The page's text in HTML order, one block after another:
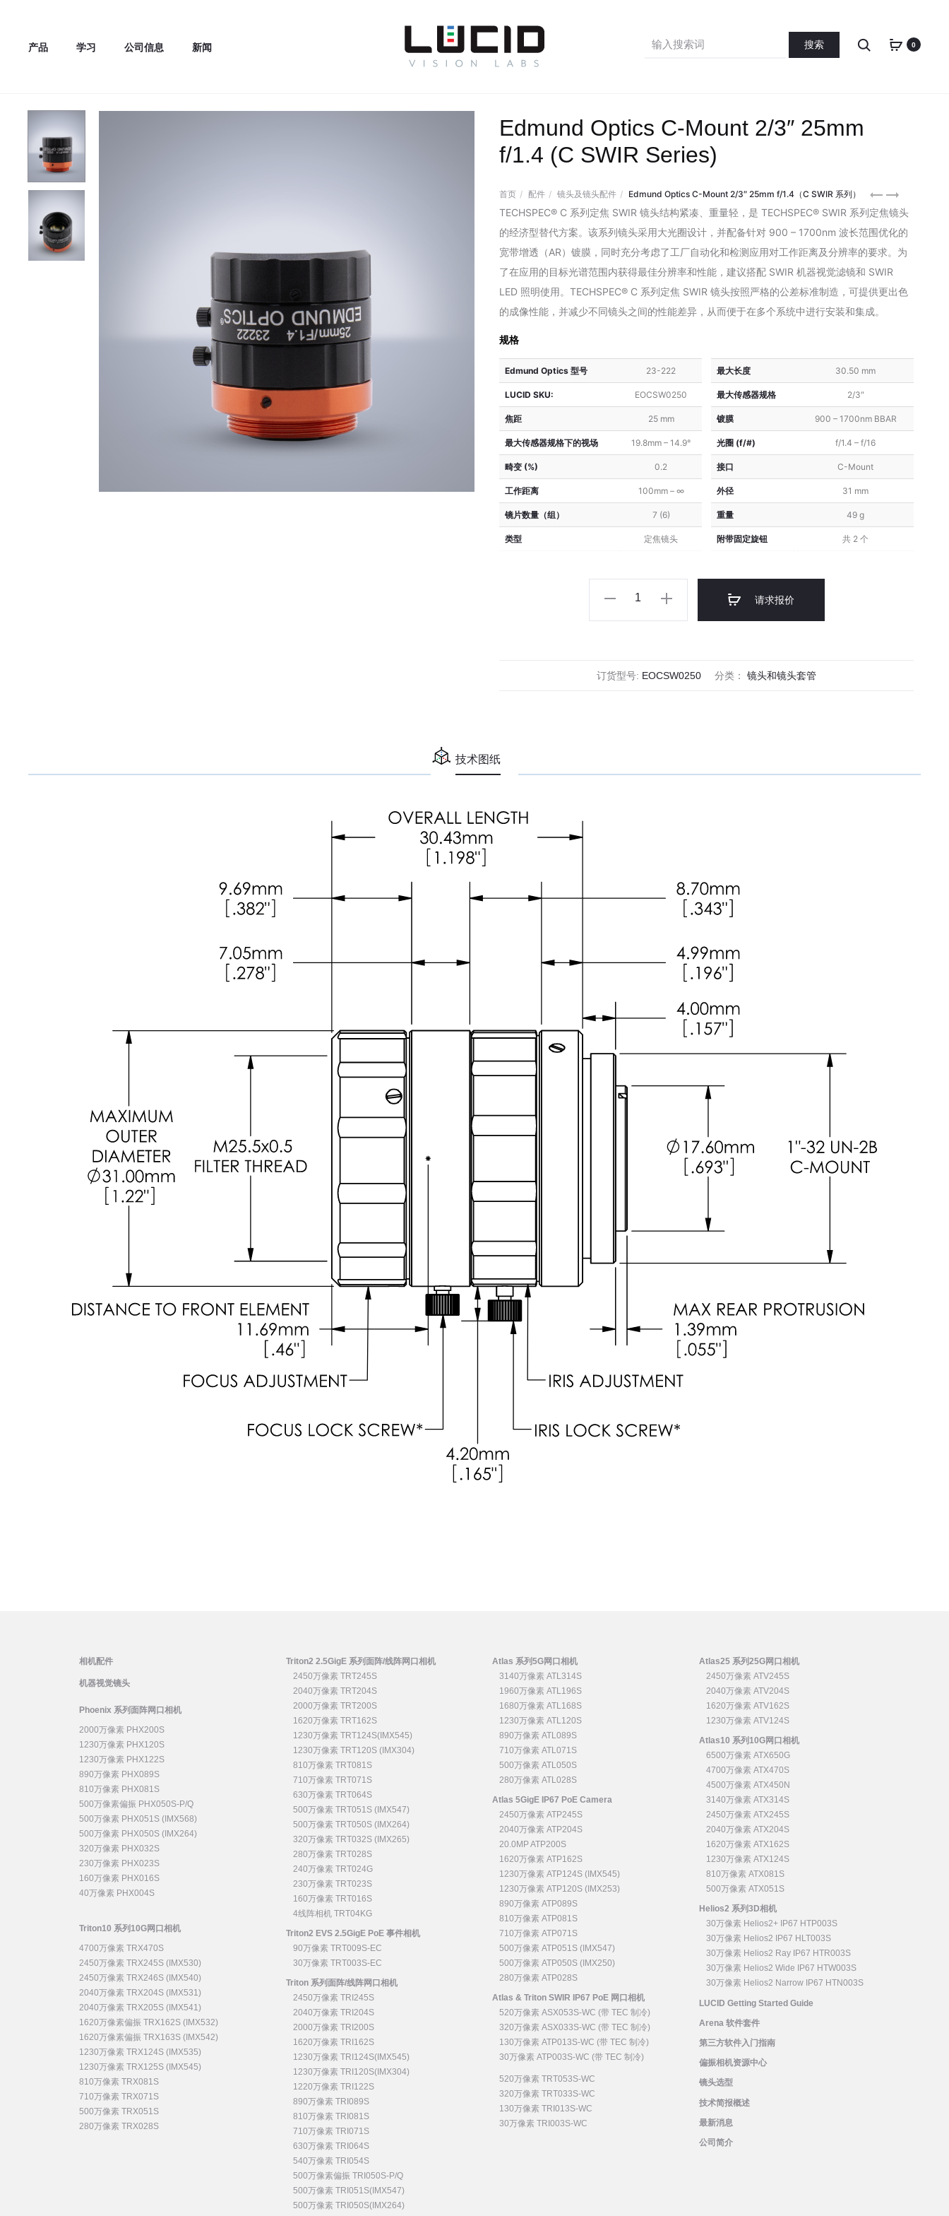
产品 学习 公司信息 新闻
Search
Search 0
Edmund Optics C-Mount 2/3″ 25mm
f/1.4 (C SWIR Series)
首页 配件 镜头及镜头配件 Edmund Optics C-Mount 2/3″ 25mm f/1.4（C SWIR 系列）
Edmund
Optics
C-
12mm
f/1.8
(C
Edmund
Optics
C-
35mm
f/1.65
TECHSPEC® C 系列定焦 SWIR 镜头结构紧凑、重量轻，是 TECHSPEC® SWIR 系列定焦镜头
的经济型替代方案。该系列镜头采用大光圈设计，并配备针对 900 – 1700nm 波长范围优化的
宽带增透（AR）镀膜，同时充分考虑了工厂自动化和检测应用对工作距离及分辨率的要求。为
了在应用的目标光谱范围内获得最佳分辨率和性能，建议搭配 SWIR 机器视觉滤镜和 SWIR
LED 照明使用。TECHSPEC® C 系列定焦 SWIR 镜头按照严格的公差标准制造，可提供更出色
的成像性能，并减少不同镜头之间的性能差异，从而便于在多个系统中进行安装和集成。
规格
Edmund Optics 型号 23-222
LUCID SKU: EOCSW0250
焦距 25 mm
最大传感器规格下的视场 19.8mm – 14.9°
畸变 (%) 0.2
工作距离 100mm – ∞
镜片数量（组） 7 (6)
类型 定焦镜头
最大长度 30.50 mm
最大传感器规格 2/3″
镀膜 900 – 1700nm BBAR
光圈 (f/#) f/1.4 – f/16
接口 C-Mount
外径 31 mm
重量 49 g
附带固定旋钮 共 2 个
Edmund
2/3"
Series)
请求报价
订货型号: EOCSW0250 分类：镜头和镜头套管
技术图纸
相机配件
机器视觉镜头
Phoenix 系列面阵网口相机
2000万像素 PHX200S
1230万像素 PHX120S
1230万像素 PHX122S
890万像素 PHX089S
810万像素 PHX081S
500万像素偏振 PHX050S-P/Q
500万像素 PHX051S (IMX568)
500万像素 PHX050S (IMX264)
320万像素 PHX032S
230万像素 PHX023S
160万像素 PHX016S
40万像素 PHX004S
Triton10 系列10G网口相机
4700万像素 TRX470S
2450万像素 TRX245S (IMX530)
2450万像素 TRX246S (IMX540)
2040万像素 TRX204S (IMX531)
2040万像素 TRX205S (IMX541)
1620万像素偏振 TRX162S (IMX532)
1620万像素偏振 TRX163S (IMX542)
1230万像素 TRX124S (IMX535)
1230万像素 TRX125S (IMX545)
810万像素 TRX081S
710万像素 TRX071S
500万像素 TRX051S
280万像素 TRX028S
Triton2 2.5GigE 系列面阵/线阵网口相机
2450万像素 TRT245S
2040万像素 TRT204S
2000万像素 TRT200S
1620万像素 TRT162S
1230万像素 TRT124S(IMX545)
1230万像素 TRT120S (IMX304)
810万像素 TRT081S
710万像素 TRT071S
630万像素 TRT064S
500万像素 TRT051S (IMX547)
500万像素 TRT050S (IMX264)
320万像素 TRT032S (IMX265)
280万像素 TRT028S
240万像素 TRT024G
230万像素 TRT023S
160万像素 TRT016S
4线阵相机 TRT04KG
Triton2 EVS 2.5GigE PoE 事件相机
90万像素 TRT009S-EC
30万像素 TRT003S-EC
Triton 系列面阵/线阵网口相机
2450万像素 TRI245S
2040万像素 TRI204S
2000万像素 TRI200S
1620万像素 TRI162S
1230万像素 TRI124S(IMX545)
1230万像素 TRI120S(IMX304)
1220万像素 TRI122S
890万像素 TRI089S
810万像素 TRI081S
710万像素 TRI071S
630万像素 TRI064S
540万像素 TRI054S
500万像素偏振 TRI050S-P/Q
500万像素 TRI051S(IMX547)
500万像素 TRI050S(IMX264)
Atlas 系列5G网口相机
3140万像素 ATL314S
1960万像素 ATL196S
1680万像素 ATL168S
1230万像素 ATL120S
890万像素 ATL089S
710万像素 ATL071S
500万像素 ATL050S
280万像素 ATL028S
Atlas 5GigE IP67 PoE Camera
2450万像素 ATP245S
2040万像素 ATP204S
20.0MP ATP200S
1620万像素 ATP162S
1230万像素 ATP124S (IMX545)
1230万像素 ATP120S (IMX253)
890万像素 ATP089S
810万像素 ATP081S
710万像素 ATP071S
500万像素 ATP051S (IMX547)
500万像素 ATP050S (IMX250)
280万像素 ATP028S
Atlas & Triton SWIR IP67 PoE 网口相机
520万像素 ASX053S-WC (带 TEC 制冷)
320万像素 ASX033S-WC (带 TEC 制冷)
130万像素 ATP013S-WC (带 TEC 制冷)
30万像素 ATP003S-WC (带 TEC 制冷)
520万像素 TRT053S-WC
320万像素 TRT033S-WC
130万像素 TRI013S-WC
30万像素 TRI003S-WC
Atlas25 系列25G网口相机
2450万像素 ATV245S
2040万像素 ATV204S
1620万像素 ATV162S
1230万像素 ATV124S
Atlas10 系列10G网口相机
6500万像素 ATX650G
4700万像素 ATX470S
4500万像素 ATX450N
3140万像素 ATX314S
2450万像素 ATX245S
2040万像素 ATX204S
1620万像素 ATX162S
1230万像素 ATX124S
810万像素 ATX081S
500万像素 ATX051S
Helios2 系列3D相机
30万像素 Helios2+ IP67 HTP003S
30万像素 Helios2 IP67 HLT003S
30万像素 Helios2 Ray IP67 HTR003S
30万像素 Helios2 Wide IP67 HTW003S
30万像素 Helios2 Narrow IP67 HTN003S
LUCID Getting Started Guide
Arena 软件套件
第三方软件入门指南
偏振相机资源中心
镜头选型
技术简报概述
最新消息
公司简介